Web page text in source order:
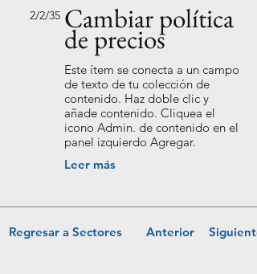
2/2/35 Cambiar política
de precios
Este ítem se conecta a un campo
de texto de tu colección de
contenido. Haz doble clic y
añade contenido. Cliquea el
icono Admin. de contenido en el
panel izquierdo Agregar.
Leer más
Regresar a Sectores Anterior Siguiente